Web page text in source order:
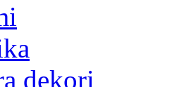
dekori